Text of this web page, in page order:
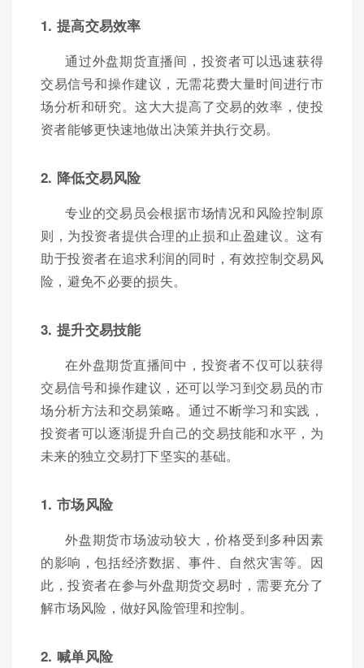
1. 提高交易效率
通过外盘期货直播间，投资者可以迅速获得
交易信号和操作建议，无需花费大量时间进行市
场分析和研究。这大大提高了交易的效率，使投
资者能够更快速地做出决策并执行交易。
2. 降低交易风险
专业的交易员会根据市场情况和风险控制原
则，为投资者提供合理的止损和止盈建议。这有
助于投资者在追求利润的同时，有效控制交易风
险，避免不必要的损失。
3. 提升交易技能
在外盘期货直播间中，投资者不仅可以获得
交易信号和操作建议，还可以学习到交易员的市
场分析方法和交易策略。通过不断学习和实践，
投资者可以逐渐提升自己的交易技能和水平，为
未来的独立交易打下坚实的基础。
1. 市场风险
外盘期货市场波动较大，价格受到多种因素
的影响，包括经济数据、事件、自然灾害等。因
此，投资者在参与外盘期货交易时，需要充分了
解市场风险，做好风险管理和控制。
2. 喊单风险